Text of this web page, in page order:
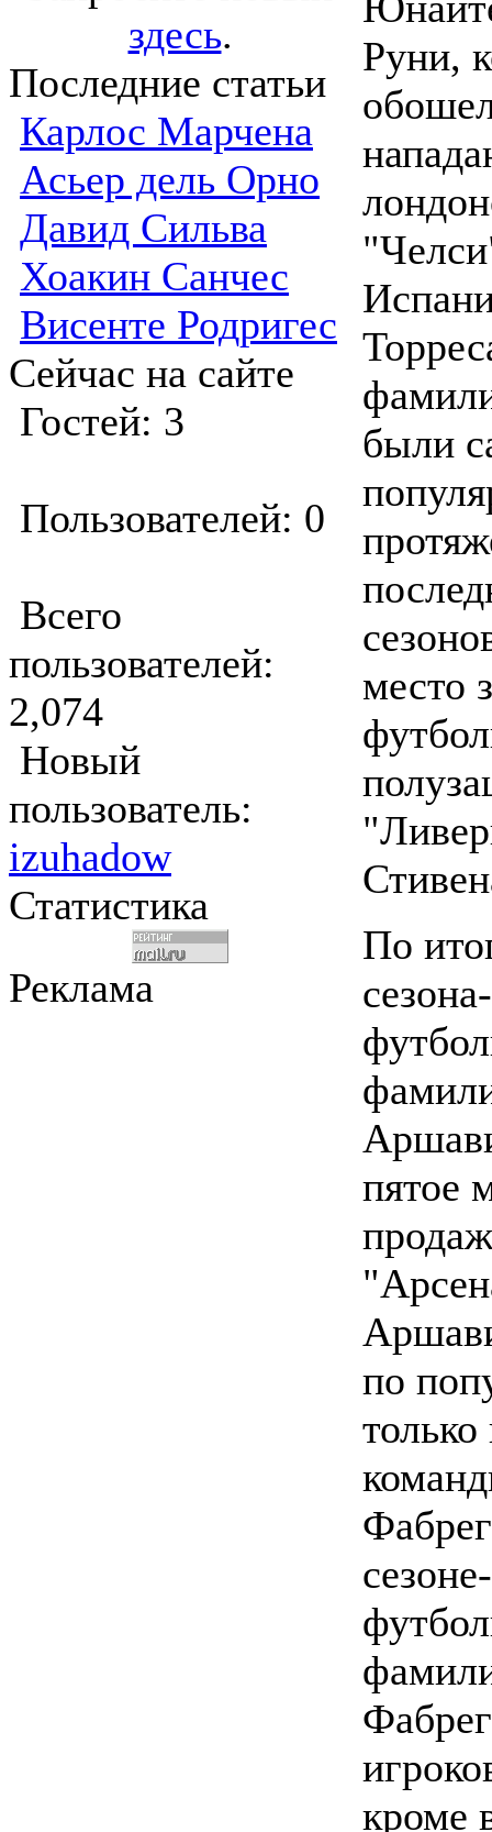
здесь.
Последние статьи
Карлос Марчена
Асьер дель Орно
Давид Сильва
Хоакин Санчес
Висенте Родригес
Сейчас на сайте
Гостей: 3
Пользователей: 0
Всего
пользователей:
2,074
Новый
пользователь:
izuhadow
Статистика
Реклама
Руни,
были
место
По
пятое
по
кроме